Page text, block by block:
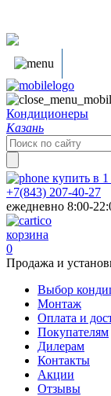
Кондиционеры
Казань
Search
for:
купить в 1
+7(843) 207-40-27
ежедневно 8:00-
корзина
0
Продажа и
Выбор
Монтаж
Оплата и
Покупателям
Дилерам
Контакты
Акции
Отзывы